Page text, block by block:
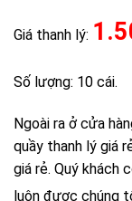
Giá thanh lý:
Số lượng: 10 cái.
Ngoài ra ở cửa
quầy thanh lý giá
giá rẻ. Quý khách
luôn được chúng